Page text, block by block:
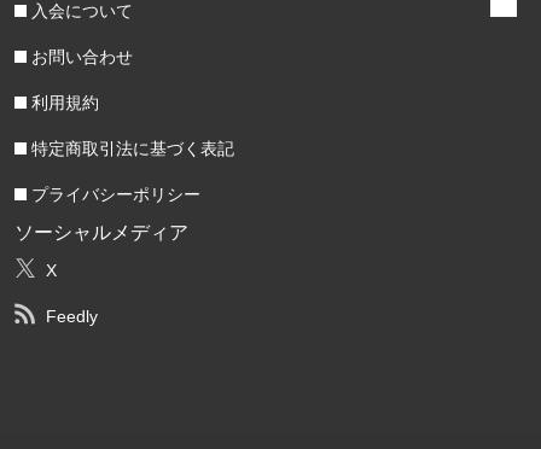
入会について
お問い合わせ
利用規約
特定商取引法に基づく表記
プライバシーポリシー
ソーシャルメディア
X
Feedly